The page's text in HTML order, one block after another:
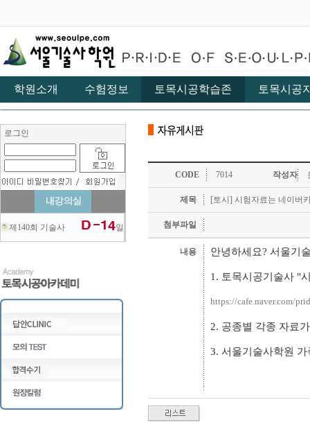
학원소개 수험정보 토목시공학습존 토목시공
로그인
제140회 기술사 일
CODE 7014 작성자
제목 [토시] 시험자료는 네이버
첨부파일
내용 안녕하세요? 서울기
1. 토목시공기술사 "
https://cafe.naver.com/
2. 공종별 각종 자료
3. 서울기술사학원